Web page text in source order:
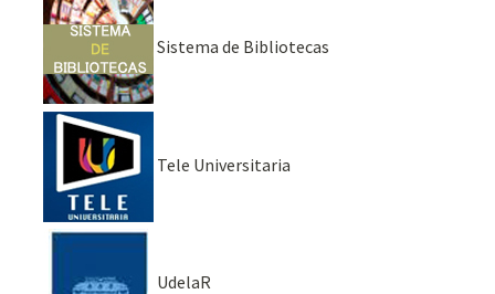
Sistema de Bibliotecas
Tele Universitaria
UdelaR